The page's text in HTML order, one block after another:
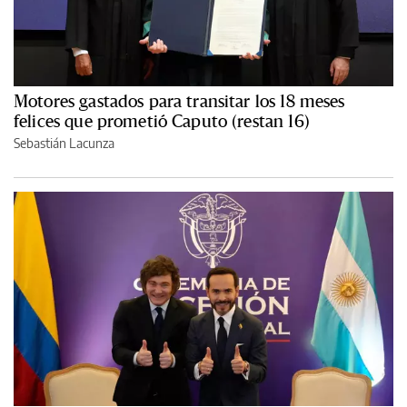
Motores gastados para transitar los 18 meses
felices que prometió Caputo (restan 16)
Sebastián Lacunza